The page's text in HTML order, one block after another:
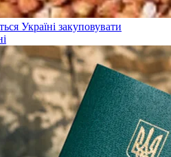
Україні закуповувати